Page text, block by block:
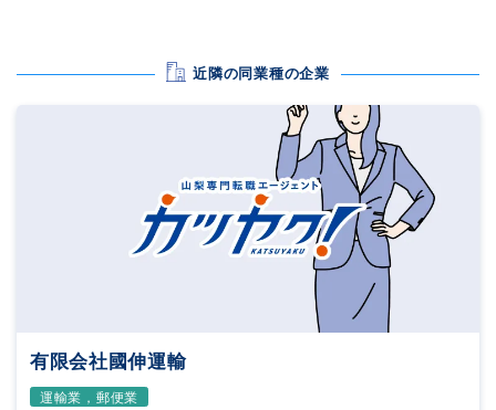
近隣の同業種の企業
有限会社國伸運輸
運輸業，郵便業